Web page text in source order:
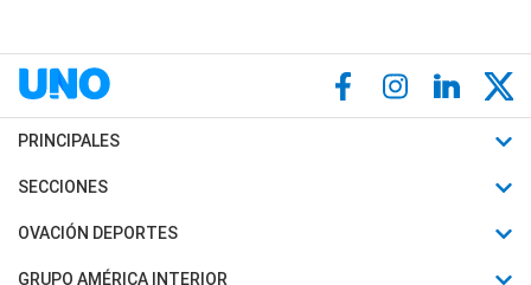
PRINCIPALES
Últimas Noticias
Política
SECCIONES
Horóscopo
Motores
OVACIÓN DEPORTES
Fútbol
GRUPO AMÉRICA INTERIOR